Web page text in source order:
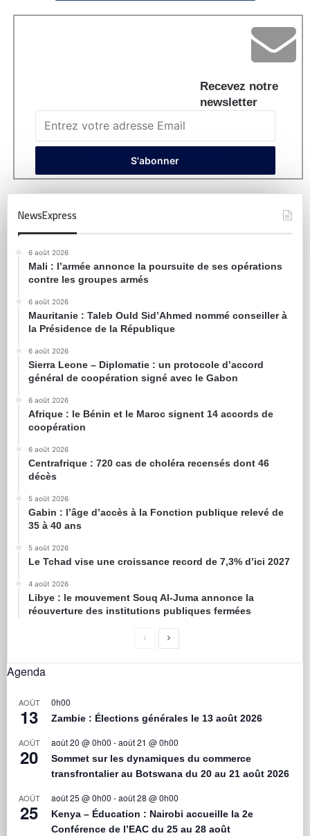
Recevez notre
newsletter
NewsExpress
6 août 2026
Mali : l’armée annonce la poursuite de ses opérations
contre les groupes armés
6 août 2026
Mauritanie : Taleb Ould Sid’Ahmed nommé conseiller à
la Présidence de la République
6 août 2026
Sierra Leone – Diplomatie : un protocole d’accord
général de coopération signé avec le Gabon
6 août 2026
Afrique : le Bénin et le Maroc signent 14 accords de
coopération
6 août 2026
Centrafrique : 720 cas de choléra recensés dont 46
décès
5 août 2026
Gabin : l’âge d’accès à la Fonction publique relevé de
35 à 40 ans
5 août 2026
Le Tchad vise une croissance record de 7,3% d’ici 2027
4 août 2026
Libye : le mouvement Souq Al-Juma annonce la
réouverture des institutions publiques fermées
Agenda
AOÛT
13
0h00
Zambie : Élections générales le 13 août 2026
AOÛT
20
août 20 @ 0h00 -août 21 @ 0h00
Sommet sur les dynamiques du commerce
transfrontalier au Botswana du 20 au 21 août 2026
AOÛT
25
août 25 @ 0h00 -août 28 @ 0h00
Kenya – Éducation : Nairobi accueille la 2e
Conférence de l’EAC du 25 au 28 août